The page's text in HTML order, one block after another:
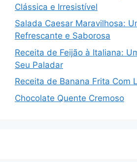
Clássica e Irresistível
Salada Caesar Maravilhosa:
Refrescante e Saborosa
Receita de Feijão à Italiana:
Seu Paladar
Receita de Banana Frita Com
Chocolate Quente Cremoso